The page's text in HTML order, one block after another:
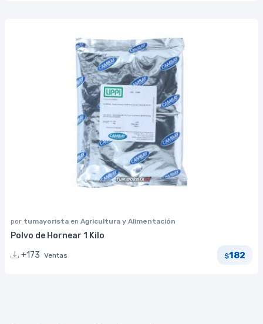
por tumayorista en Agricultura y Alimentación
Polvo de Hornear 1 Kilo
+173 Ventas $182